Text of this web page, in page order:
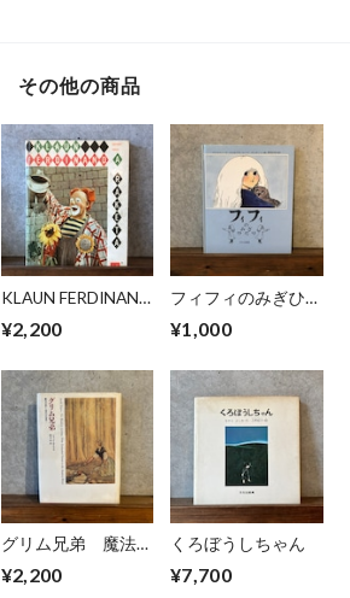
その他の商品
KLAUN FERDINAND
¥2,200
フィフィのみぎひだ
¥1,000
グリム兄弟 魔法の
¥2,200
くろぼうしちゃん
¥7,700